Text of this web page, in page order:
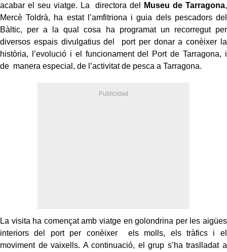
acabar el seu viatge. La directora del
Museu de Tarragona,
Mercè Toldrà, ha estat l’amfitriona i guia dels pescadors del
Bàltic, per a la qual cosa ha programat un recorregut per
diversos espais divulgatius del port per donar a conèixer la
història, l’evolució i el funcionament del Port de Tarragona, i
de manera especial, de l’activitat de pesca a Tarragona.
La visita ha començat amb viatge en golondrina per les aigües
interiors del port per conèixer els molls, els tràfics i el
moviment de vaixells. A continuació, el grup s’ha traslladat a